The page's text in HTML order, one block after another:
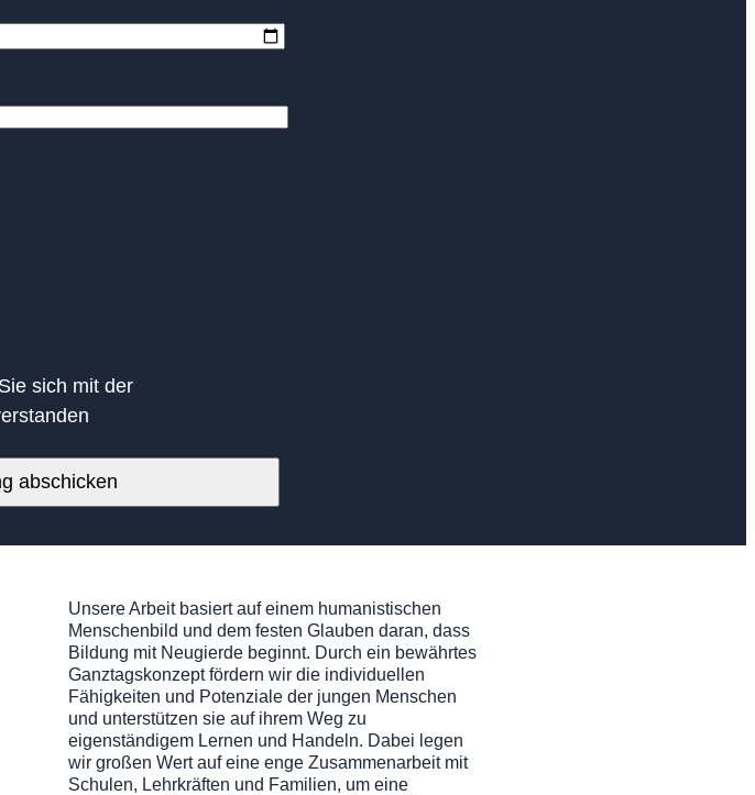
sich mit der
Unsere Arbeit basiert auf einem humanistischen
Menschenbild und dem festen Glauben daran, dass
Bildung mit Neugierde beginnt. Durch ein bewährtes
Ganztagskonzept fördern wir die individuellen
Fähigkeiten und Potenziale der jungen Menschen
und unterstützen sie auf ihrem Weg zu
eigenständigem Lernen und Handeln. Dabei legen
wir großen Wert auf eine enge Zusammenarbeit mit
Schulen, Lehrkräften und Familien, um eine